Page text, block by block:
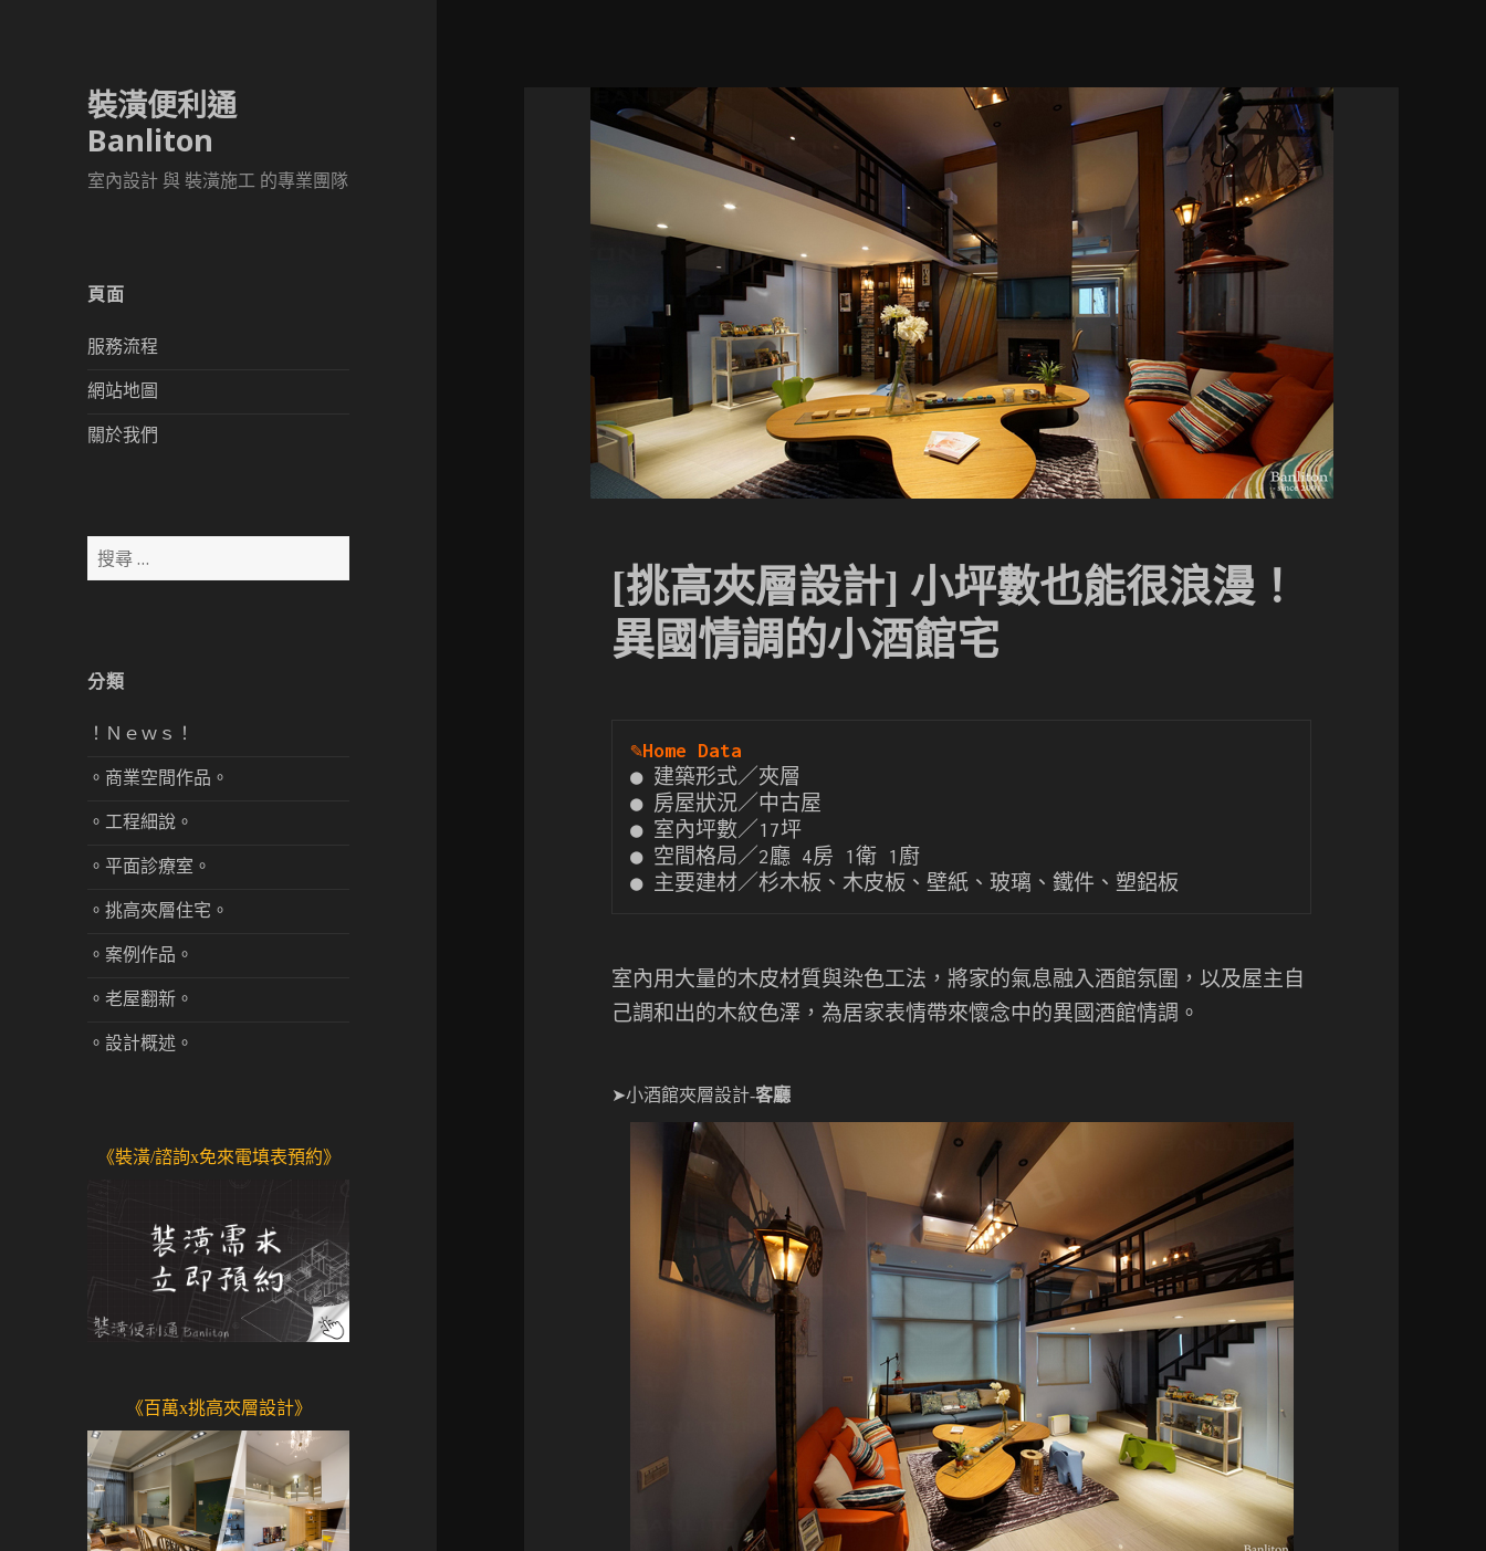
裝潢便利通
Banliton
室內設計 與 裝潢施工 的專業團隊
頁面
服務流程
網站地圖
關於我們
搜
分類
！Ｎｅｗｓ！
。商業空間作品。
。工程細說。
。平面診療室。
。挑高夾層住宅。
。案例作品。
。老屋翻新。
。設計概述。
《裝潢/諮詢x免來電填表預約》
《百萬x挑高夾層設計》
[挑高夾層設計] 小坪數也能很浪漫！
異國情調的小酒館宅
✎Home Data
● 建築形式／夾層
● 房屋狀況／中古屋
● 室內坪數／17坪
● 空間格局／2廳 4房 1衛 1廚
● 主要建材／杉木板、木皮板、壁紙、玻璃、鐵件、塑鋁板
室內用大量的木皮材質與染色工法，將家的氣息融入酒館氛圍，以及屋主自
己調和出的木紋色澤，為居家表情帶來懷念中的異國酒館情調。
➤小酒館夾層設計-客廳